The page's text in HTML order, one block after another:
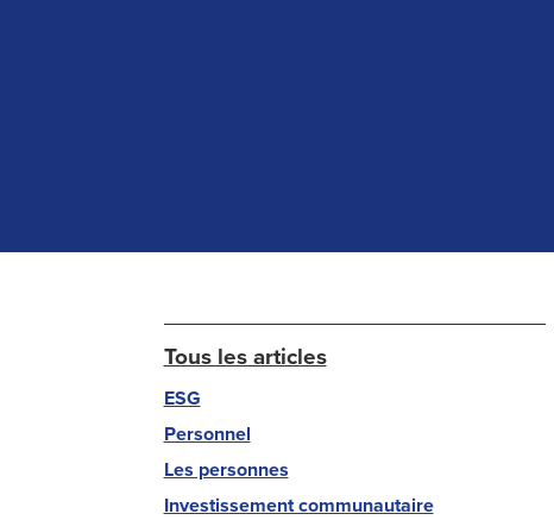
Tous les articles
ESG
Personnel
Les personnes
Investissement communautaire